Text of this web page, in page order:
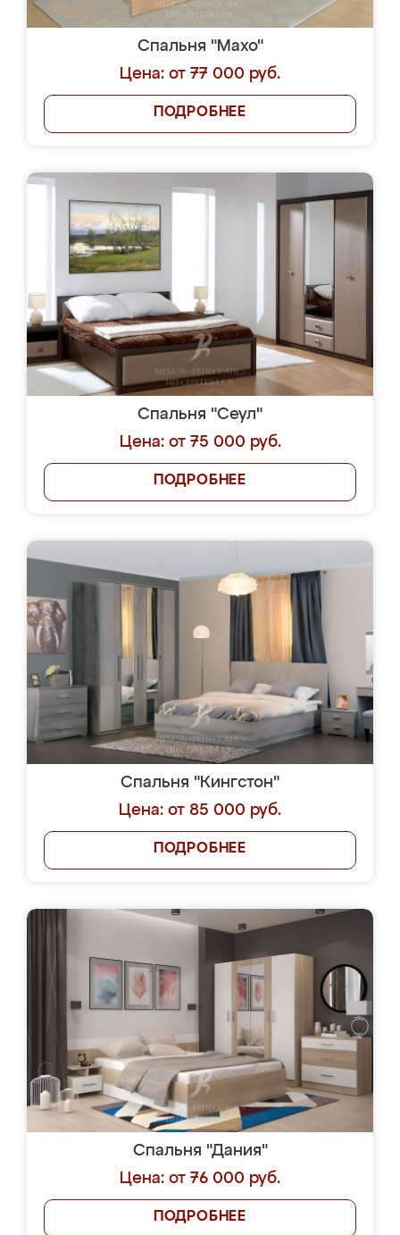
Спальня "Махо"
Цена: от 77 000 руб.
ПОДРОБНЕЕ
Спальня "Сеул"
Цена: от 75 000 руб.
ПОДРОБНЕЕ
Спальня "Кингстон"
Цена: от 85 000 руб.
ПОДРОБНЕЕ
Спальня "Дания"
Цена: от 76 000 руб.
ПОДРОБНЕЕ